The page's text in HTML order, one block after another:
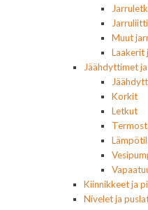
Muut
Laakerit
Jäähdyttimet
Korkit
Letkut
Kiinnikkeet ja
Nivelet ja